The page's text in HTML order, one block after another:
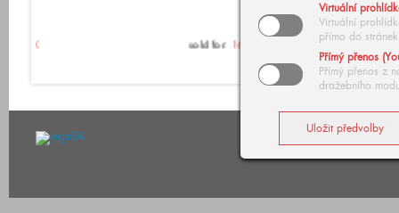
Virtuální
Virtuální
přímo do stránek
Přímý přenos
Přímý přenos z
dražebního
16 616 000 CZK